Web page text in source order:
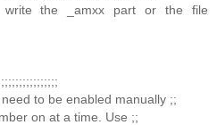
the _amxx part or the file
to be enabled manually ;;
on at a time. Use ;;